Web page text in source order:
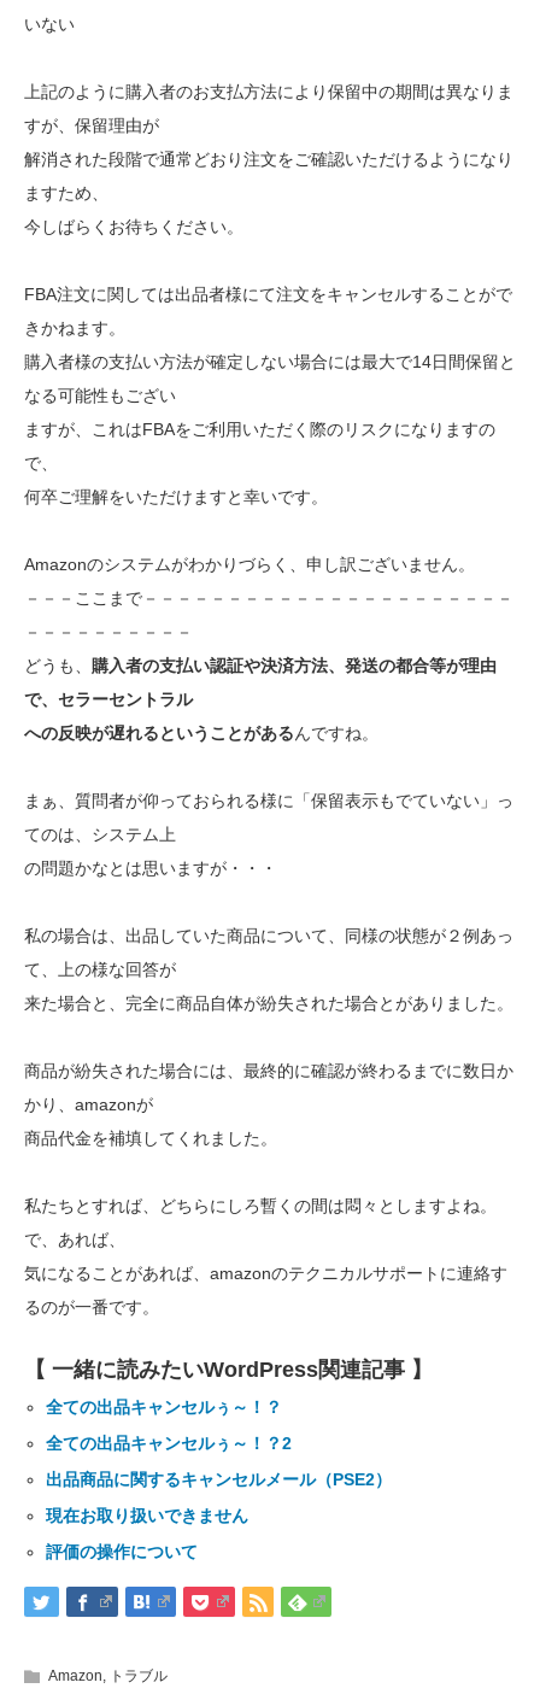
いない
上記のように購入者のお支払方法により保留中の期間は異なりま
すが、保留理由が
解消された段階で通常どおり注文をご確認いただけるようになり
ますため、
今しばらくお待ちください。
FBA注文に関しては出品者様にて注文をキャンセルすることがで
きかねます。
購入者様の支払い方法が確定しない場合には最大で14日間保留と
なる可能性もござい
ますが、これはFBAをご利用いただく際のリスクになりますの
で、
何卒ご理解をいただけますと幸いです。
Amazonのシステムがわかりづらく、申し訳ございません。
－－－ここまで－－－－－－－－－－－－－－－－－－－－－－
－－－－－－－－－－
どうも、 購入者の支払い認証や決済方法、発送の都合等が理由
で、セラーセントラル
への反映が遅れるということがあるんですね。
まぁ、質問者が仰っておられる様に「保留表示もでていない」っ
てのは、システム上
の問題かなとは思いますが・・・
私の場合は、出品していた商品について、同様の状態が２例あっ
て、上の様な回答が
来た場合と、完全に商品自体が紛失された場合とがありました。
商品が紛失された場合には、最終的に確認が終わるまでに数日か
かり、amazonが
商品代金を補填してくれました。
私たちとすれば、どちらにしろ暫くの間は悶々としますよね。
で、あれば、
気になることがあれば、amazonのテクニカルサポートに連絡す
るのが一番です。
【 一緒に読みたいWordPress関連記事 】
全ての出品キャンセルぅ～！？
全ての出品キャンセルぅ～！？2
出品商品に関するキャンセルメール（PSE2）
現在お取り扱いできません
評価の操作について
Amazon トラブル